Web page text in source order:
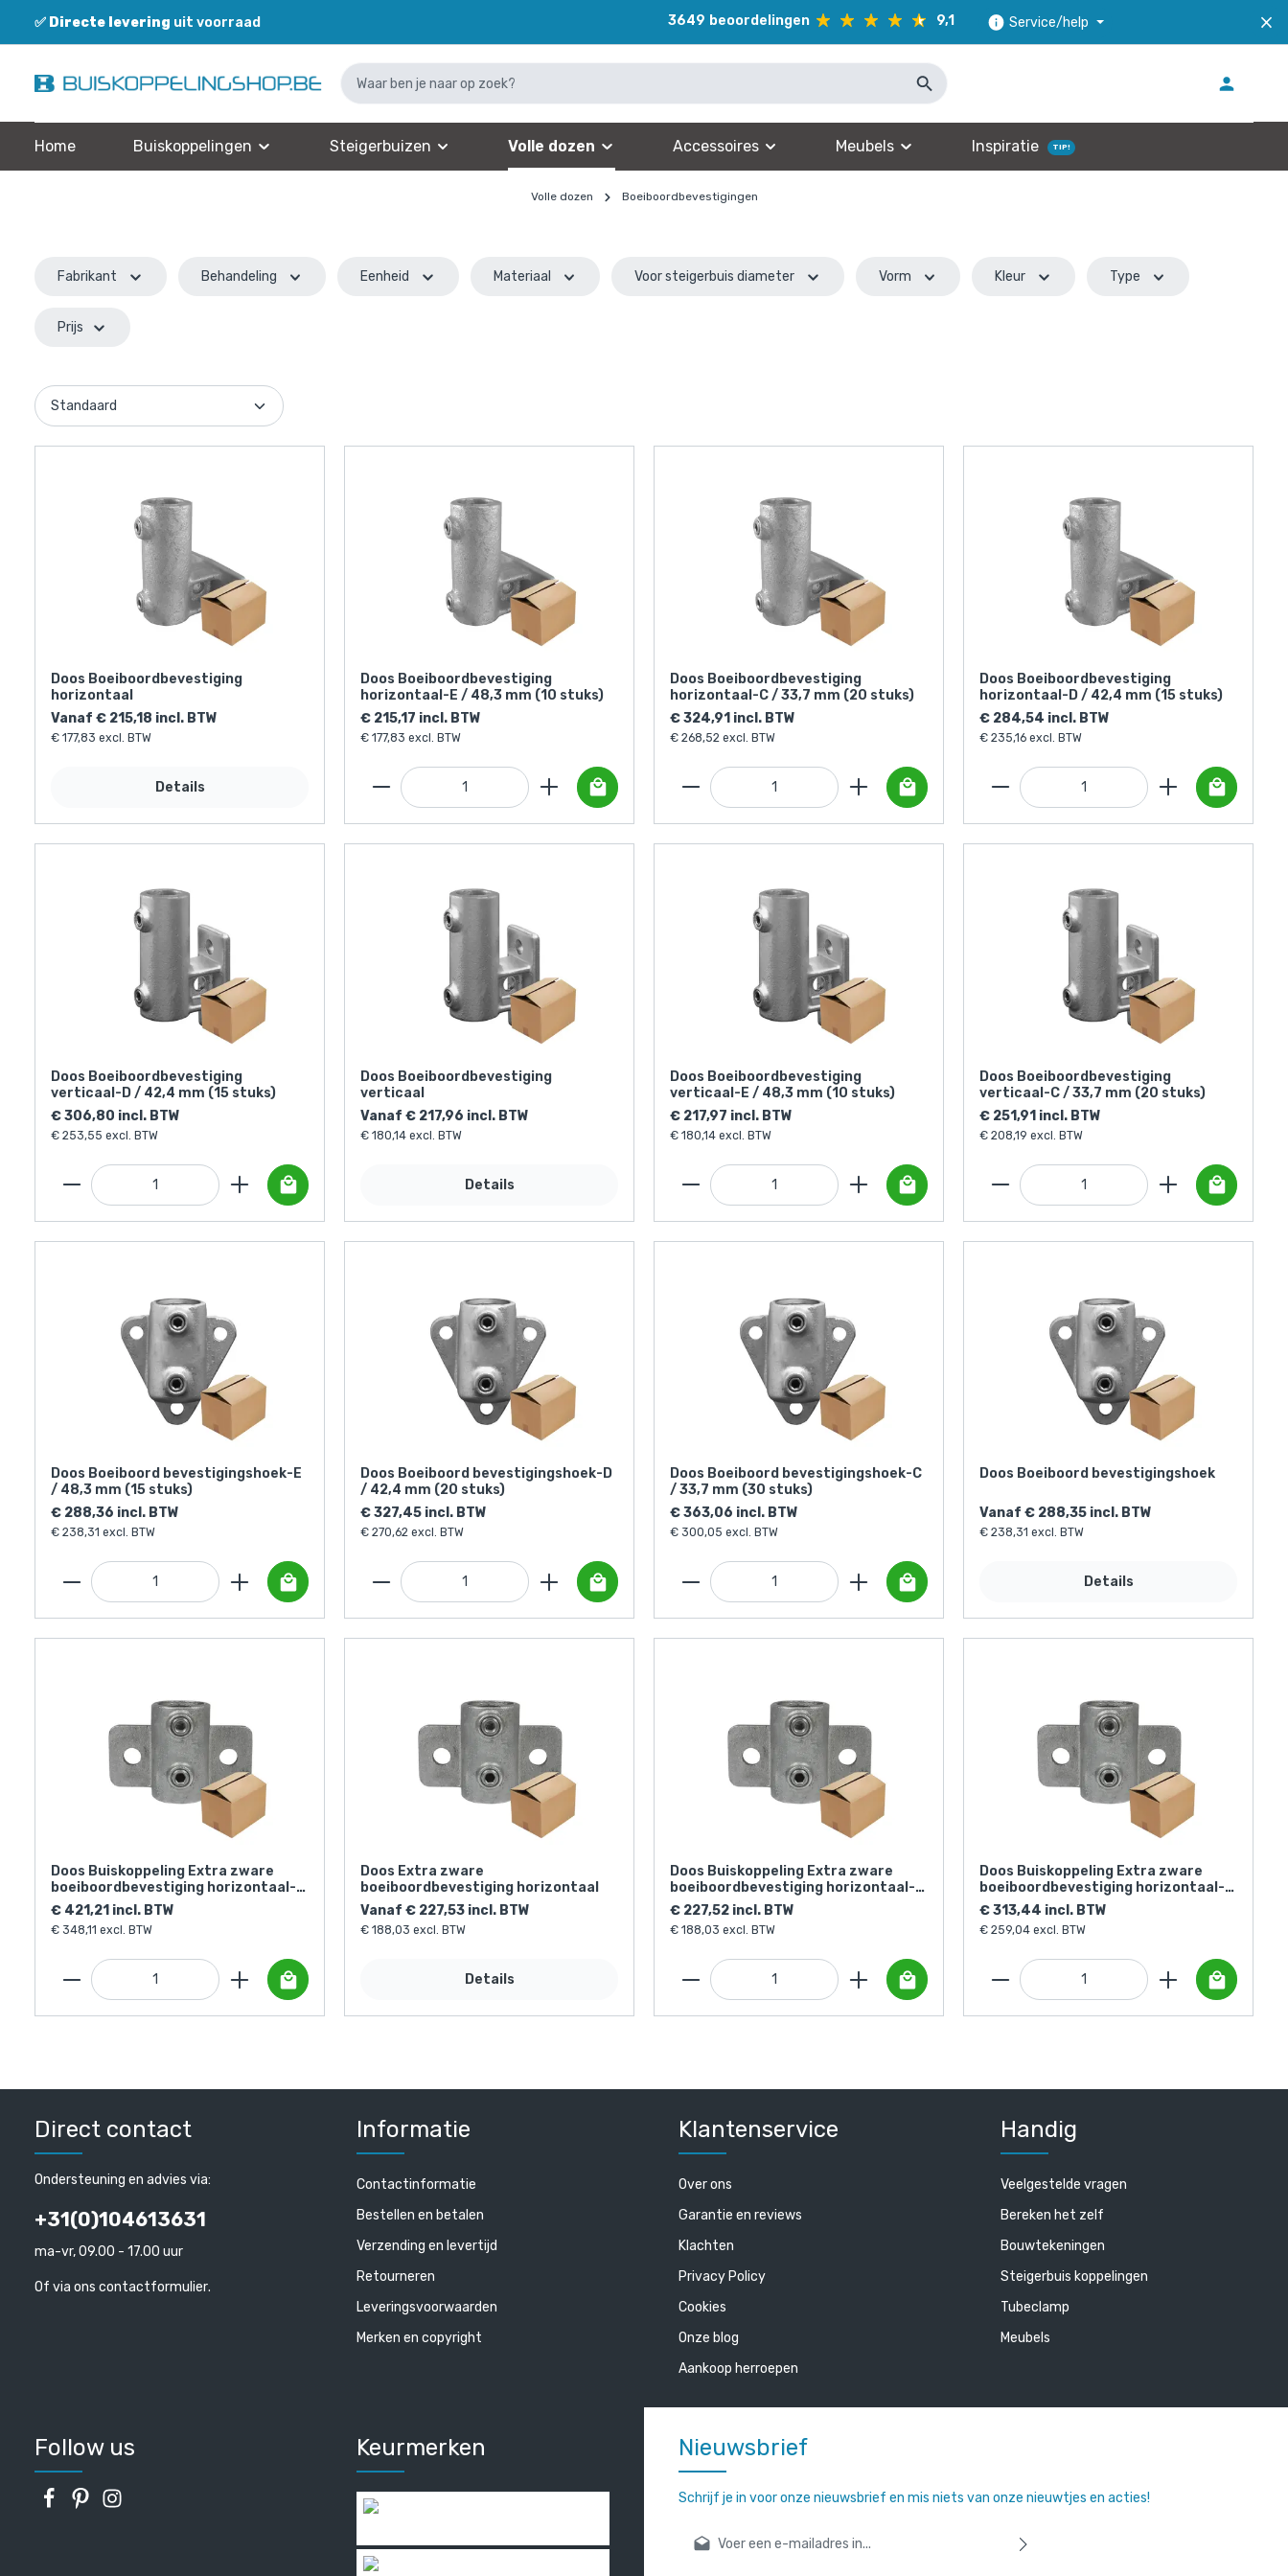
✅ Directe levering uit voorraad
✅
3649 beoordelingen 9,1 Service/help
Home Buiskoppelingen Steigerbuizen Volle dozen Accessoires Meubels Inspiratie TIP!
Volle dozen Boeiboordbevestigingen
Fabrikant Behandeling Eenheid Materiaal Voor steigerbuis diameter Vorm Kleur Type
Prijs
Doos Boeiboordbevestiging
horizontaal
Vanaf € 215,18 incl. BTW
€ 177,83 excl. BTW
Details
Doos Boeiboordbevestiging
horizontaal-E / 48,3 mm (10 stuks)
€ 215,17 incl. BTW
€ 177,83 excl. BTW
Doos Boeiboordbevestiging
horizontaal-C / 33,7 mm (20 stuks)
€ 324,91 incl. BTW
€ 268,52 excl. BTW
Doos Boeiboordbevestiging
horizontaal-D / 42,4 mm (15 stuks)
€ 284,54 incl. BTW
€ 235,16 excl. BTW
Doos Boeiboordbevestiging
verticaal-D / 42,4 mm (15 stuks)
€ 306,80 incl. BTW
€ 253,55 excl. BTW
Doos Boeiboordbevestiging
verticaal
Vanaf € 217,96 incl. BTW
€ 180,14 excl. BTW
Details
Doos Boeiboordbevestiging
verticaal-E / 48,3 mm (10 stuks)
€ 217,97 incl. BTW
€ 180,14 excl. BTW
Doos Boeiboordbevestiging
verticaal-C / 33,7 mm (20 stuks)
€ 251,91 incl. BTW
€ 208,19 excl. BTW
Doos Boeiboord bevestigingshoek-E
/ 48,3 mm (15 stuks)
€ 288,36 incl. BTW
€ 238,31 excl. BTW
Doos Boeiboord bevestigingshoek-D
/ 42,4 mm (20 stuks)
€ 327,45 incl. BTW
€ 270,62 excl. BTW
Doos Boeiboord bevestigingshoek-C
/ 33,7 mm (30 stuks)
€ 363,06 incl. BTW
€ 300,05 excl. BTW
Doos Boeiboord bevestigingshoek
Vanaf € 288,35 incl. BTW
€ 238,31 excl. BTW
Details
Doos Buiskoppeling Extra zware
boeiboordbevestiging horizontaal-E
/ 48,3 mm (20 stuks)
€ 421,21 incl. BTW
€ 348,11 excl. BTW
Doos Extra zware
boeiboordbevestiging horizontaal
Vanaf € 227,53 incl. BTW
€ 188,03 excl. BTW
Details
Doos Buiskoppeling Extra zware
boeiboordbevestiging horizontaal-C
/ 33,7 mm (15 stuks)
€ 227,52 incl. BTW
€ 188,03 excl. BTW
Doos Buiskoppeling Extra zware
boeiboordbevestiging horizontaal-D
/ 42,4 mm (15 stuks)
€ 313,44 incl. BTW
€ 259,04 excl. BTW
Nieuwsbrief
Schrijf je in voor onze nieuwsbrief en mis niets van onze nieuwtjes en acties!
E-mailadres*
Follow us Keurmerken
Direct contact
Ondersteuning en advies via:
+31(0)104613631
ma-vr, 09.00 - 17.00 uur
Of via ons contactformulier.
Informatie
Contactinformatie
Bestellen en betalen
Verzending en levertijd
Retourneren
Leveringsvoorwaarden
Merken en copyright
Klantenservice
Over ons
Garantie en reviews
Klachten
Privacy Policy
Cookies
Onze blog
Aankoop herroepen
Handig
Veelgestelde vragen
Bereken het zelf
Bouwtekeningen
Steigerbuis koppelingen
Tubeclamp
Meubels